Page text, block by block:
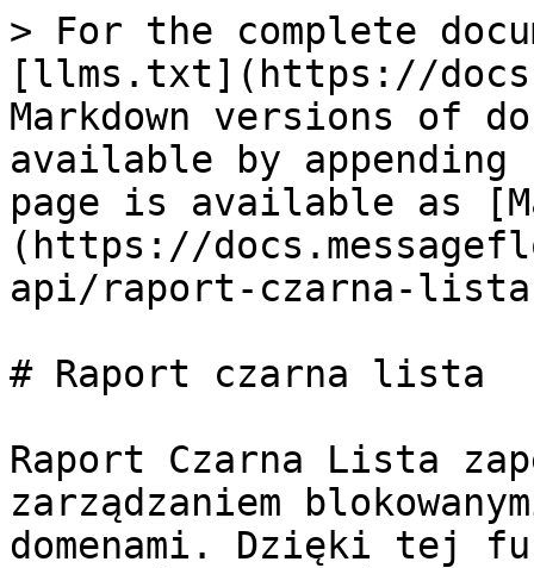
> For the complete
[llms.txt](https://
Markdown versions of
available by
page is available as
(https://
api/raport-czarna-
# Raport czarna lista
Raport Czarna Lista
zarządzaniem
domenami. Dzięki tej